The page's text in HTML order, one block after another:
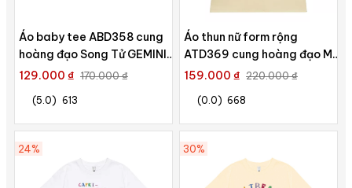
Áo baby tee ABD358 cung
hoàng đạo Song Tử GEMINI
Miucho cotton cổ tròn in
129.000 ₫ 170.000 ₫
(5.0) 613
Áo thun nữ form rộng
ATD369 cung hoàng đạo Ma
Kết CAPRICORNUS Miucho
typography
159.000 ₫ 220.000 ₫
(0.0) 668
24% 30%